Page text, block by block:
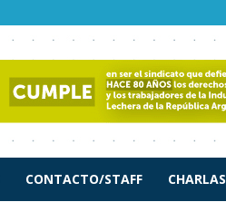
CONTACTO/STAFF CHARLAS